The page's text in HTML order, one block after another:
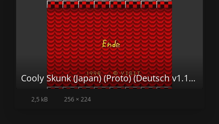
Cooly Skunk (Japan) (Proto) (Deutsch v1.18 by Ice Man, denim) (Password v1.10 by denim)003.png
2,5 kB 256 × 224